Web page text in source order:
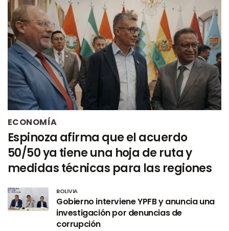
ECONOMÍA
Espinoza afirma que el acuerdo
50/50 ya tiene una hoja de ruta y
medidas técnicas para las regiones
BOLIVIA
Gobierno interviene YPFB y anuncia una
investigación por denuncias de
corrupción